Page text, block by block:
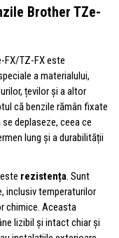
Brother TZe-
FX/TZ-FX este
a materialului,
țevilor și a altor
că benzile rămân fixate
deplaseze, ceea ce
lung și a durabilității
rezistența. Sunt
inclusiv temperaturilor
chimice. Aceasta
lizibil și intact chiar și